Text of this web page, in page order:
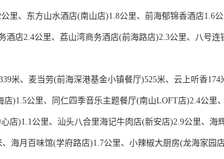
里、东方山水酒店(南山店)1.8公里、前海郁锦香酒店1.6
酒店2.4公里、荔山湾商务酒店(前海路店)2.3公里、八号连
米、麦当劳(前海深港基金小镇餐厅)525米、云上听香174
店)1.5公里、同仁四季音乐主题餐厅(南山LOFT店)2.4公里
店)1.1公里、汕头八合里海记牛肉店(新安店)2.9公里、海
、海月百味馆(学府路店)1.7公里、小辣椒大厨房(龙海家园